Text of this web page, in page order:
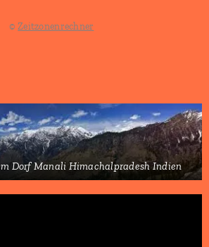
©Zeitzonenrechner
Dorf Manali Himachalpradesh Indien